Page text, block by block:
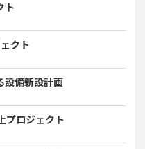
ト
クト
設備新設計画
プロジェクト